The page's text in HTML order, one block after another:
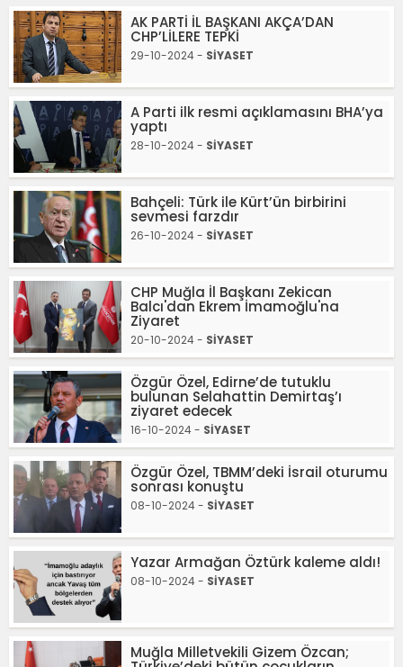
AK PARTİ İL BAŞKANI AKÇA’DAN
CHP’LİLERE TEPKİ
29-10-2024 - SİYASET
A Parti ilk resmi açıklamasını BHA’ya
yaptı
28-10-2024 - SİYASET
Bahçeli: Türk ile Kürt’ün birbirini
sevmesi farzdır
26-10-2024 - SİYASET
CHP Muğla İl Başkanı Zekican
Balcı'dan Ekrem İmamoğlu'na
Ziyaret
20-10-2024 - SİYASET
Özgür Özel, Edirne’de tutuklu
bulunan Selahattin Demirtaş’ı
ziyaret edecek
16-10-2024 - SİYASET
Özgür Özel, TBMM’deki İsrail oturumu
sonrası konuştu
08-10-2024 - SİYASET
Yazar Armağan Öztürk kaleme aldı!
08-10-2024 - SİYASET
Muğla Milletvekili Gizem Özcan;